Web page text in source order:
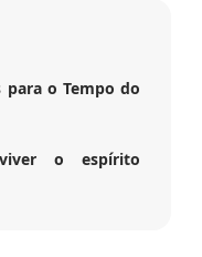
para o Tempo do
o espírito